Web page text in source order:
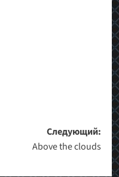
Следующий:
Above the clouds